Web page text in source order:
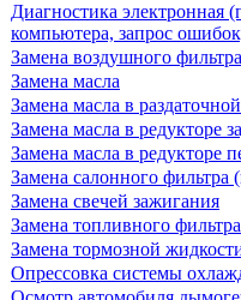
Диагностика электронная
компьютера, запрос
Замена воздушного фильтра
Замена масла
Замена масла в
Замена масла в редукторе
Замена масла в редукторе
Замена салонного фильтра
Замена свечей зажигания
Замена топливного фильтра
Замена тормозной
Опрессовка системы